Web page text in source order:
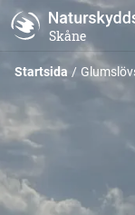
Skåne
Startsida